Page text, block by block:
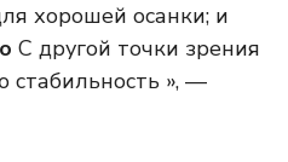
хорошей осанки; и
С другой точки зрения
», —